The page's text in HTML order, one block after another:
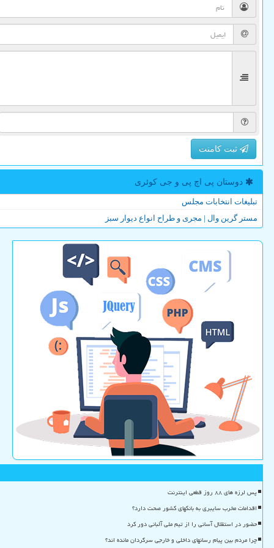
ثبت کامنت
دوستان پی اچ پی و جی كوئری
تبلیغات انتخابات مجلس
مستر گرین وال | مجری و طراح انواع دیوار سبز
پس لرزه های ۸۸ روز قطعی اینترنت
اقدامات مخرب سایبری به بانکهای کشور صحت دارد؟
حضور در استقلال آسانی را از تیم ملی آلبانی دور کرد
چرا مردم بین پیام رسانهای داخلی و خارجی سرگردان مانده اند؟